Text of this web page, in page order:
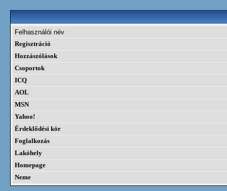
Felhasználói név
Regisztráció
Hozzászólások
Csoportok
ICQ
AOL
MSN
Yahoo!
Érdeklődési kör
Foglalkozás
Lakóhely
Homepage
Neme